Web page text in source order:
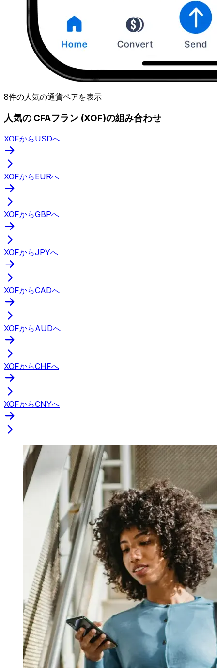
8件の人気の通貨ペアを表示
人気の CFAフラン (XOF)の組み合わせ
XOFからUSDへ
XOFからEURへ
XOFからGBPへ
XOFからJPYへ
XOFからCADへ
XOFからAUDへ
XOFからCHFへ
XOFからCNYへ